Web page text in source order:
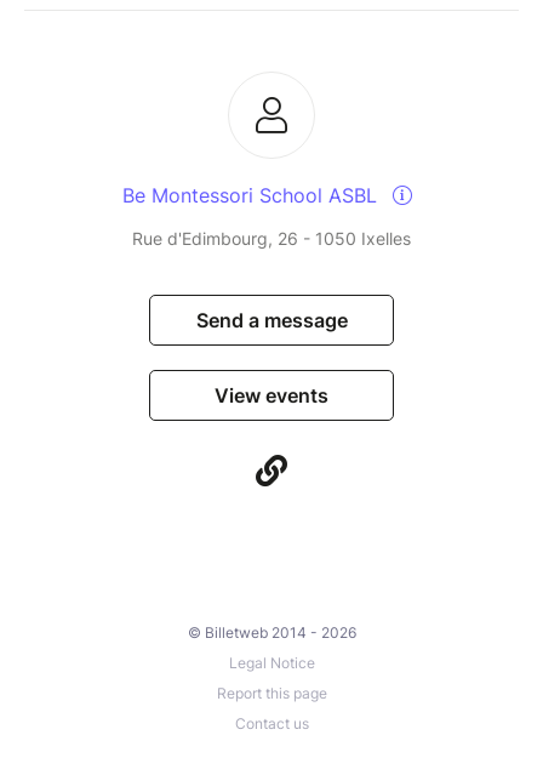
Be Montessori School ASBL
Rue d'Edimbourg, 26 - 1050 Ixelles
Send a message
View events
© Billetweb 2014 - 2026
Legal Notice
Report this page
Contact us